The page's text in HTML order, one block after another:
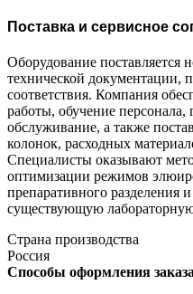
Поставка и сервисное
Оборудование
технической документации,
соответствия. Компания
работы, обучение персонала,
обслуживание, а также
колонок, расходных
Специалисты оказывают
оптимизации режимов
препаративного разделения
существующую
Страна производства
Россия
Способы оформления